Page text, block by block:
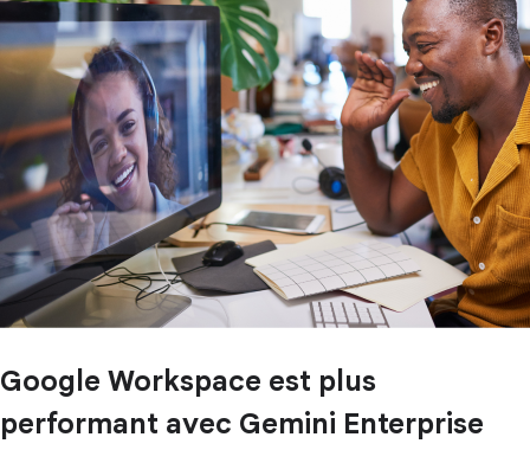
Google Workspace est plus
performant avec Gemini Enterprise